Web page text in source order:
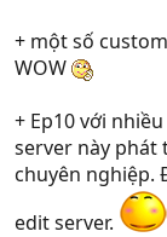
+ một số
WOW
+ Ep10 với
server này phát
chuyên nghiệp.
edit server.